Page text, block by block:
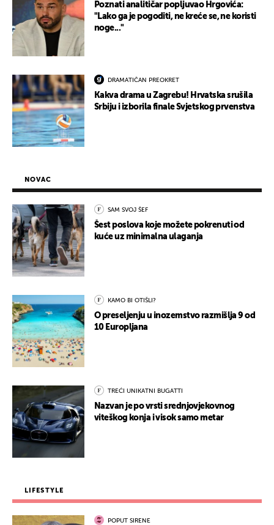
Poznati analitičar popljuvao Hrgovića:
"Lako ga je pogoditi, ne kreće se, ne koristi
noge..."
DRAMATIČAN PREOKRET
Kakva drama u Zagrebu! Hrvatska srušila
Srbiju i izborila finale Svjetskog prvenstva
NOVAC
SAM SVOJ ŠEF
Šest poslova koje možete pokrenuti od
kuće uz minimalna ulaganja
KAMO BI OTIŠLI?
O preseljenju u inozemstvo razmišlja 9 od
10 Europljana
TREĆI UNIKATNI BUGATTI
Nazvan je po vrsti srednjovjekovnog
viteškog konja i visok samo metar
LIFESTYLE
POPUT SIRENE